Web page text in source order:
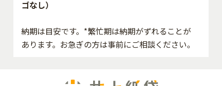
ゴなし）
納期は目安です。*繁忙期は納期がずれることが
あります。お急ぎの方は事前にご相談ください。